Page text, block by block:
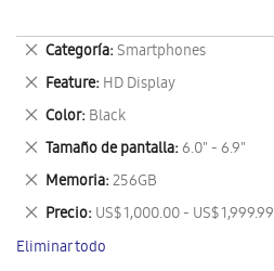
Categoría Smartphones
Eliminar
este
artículo
Feature HD Display
Eliminar
este
artículo
Color Black
Eliminar
este
artículo
Tamaño de pantalla 6.0" - 6.9"
Eliminar
este
artículo
Memoria 256GB
Eliminar
este
artículo
Precio US$ 1,000.00 - US$ 1,999.99
Eliminar
este
artículo
Eliminar todo